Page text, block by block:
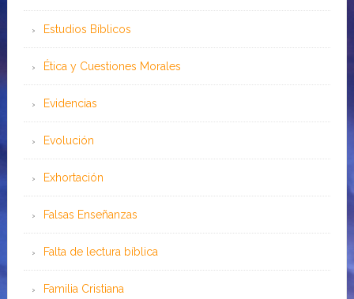
Estudios Bíblicos
Ética y Cuestiones Morales
Evidencias
Evolución
Exhortación
Falsas Enseñanzas
Falta de lectura bíblica
Familia Cristiana